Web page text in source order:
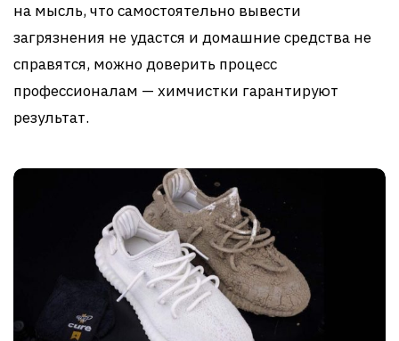
на мысль, что самостоятельно вывести
загрязнения не удастся и домашние средства не
справятся, можно доверить процесс
профессионалам — химчистки гарантируют
результат.